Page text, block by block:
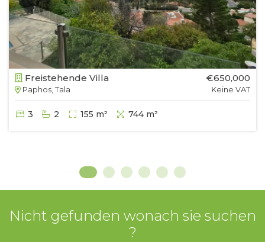
Freistehende Villa
Paphos, Tala
€650,000
Keine VAT
3 2 155 m² 744 m²
Nicht gefunden wonach sie suchen
?